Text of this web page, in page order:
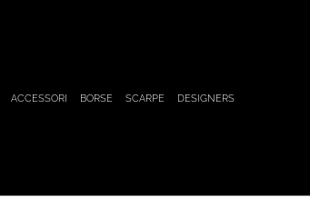
ACCESSORI BORSE SCARPE DESIGNERS